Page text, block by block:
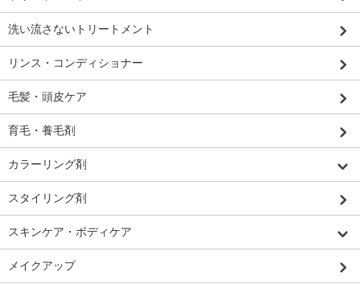
洗い流さないトリートメント
リンス・コンディショナー
毛髪・頭皮ケア
育毛・養毛剤
カラーリング剤
スタイリング剤
スキンケア・ボディケア
メイクアップ